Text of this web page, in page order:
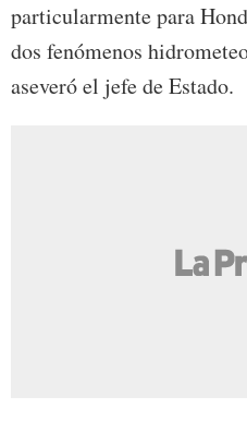
particularmente para
dos fenómenos
aseveró el jefe de Estado.